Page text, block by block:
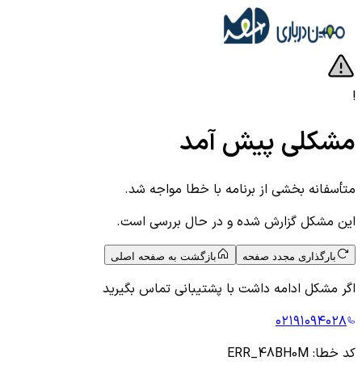
!
مشکلی پیش آمد
متأسفانه بخشی از برنامه با خطا مواجه شد.
این مشکل گزارش شده و در حال بررسی است.
بارگذاری مجدد صفحه بازگشت به صفحه اصلی
اگر مشکل ادامه داشت با پشتیبانی تماس بگیرید
۰۲۱۹۱۰۹۴۰۲۸
کد خطا: ERR_48BH0M